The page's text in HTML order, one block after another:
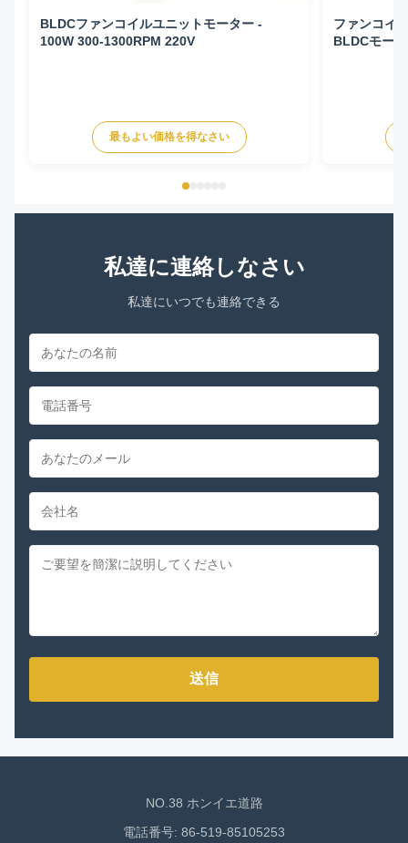
BLDCファンコイルユニットモーター -
100W 300-1300RPM 220V
最もよい価格を得なさい
ファンコイ
BLDCモー
私達に連絡しなさい
私達にいつでも連絡できる
送信
NO.38 ホンイエ道路
電話番号: 86-519-85105253